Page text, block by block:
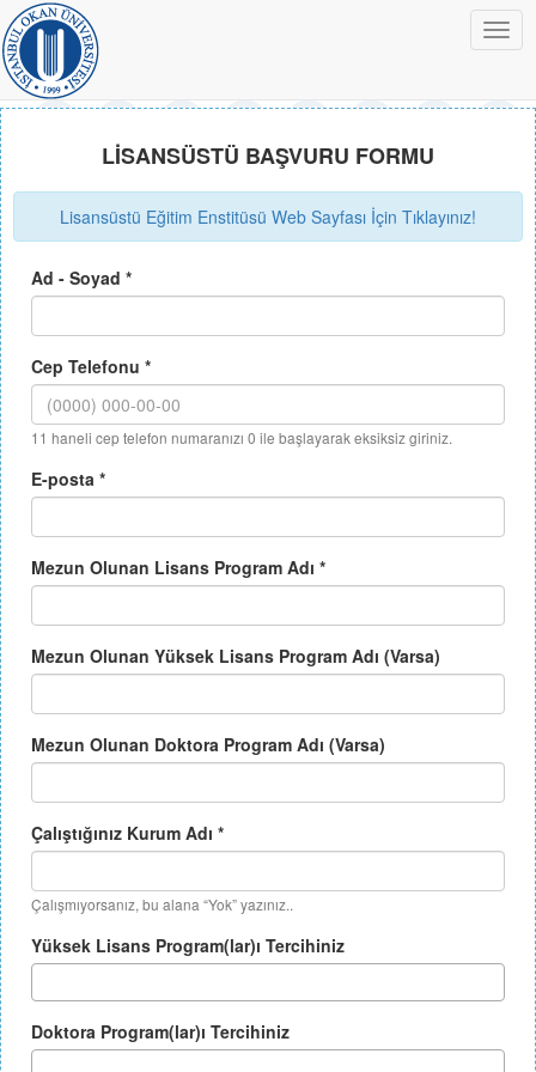
LİSANSÜSTÜ BAŞVURU FORMU
Lisansüstü Eğitim Enstitüsü Web Sayfası İçin Tıklayınız!
Ad - Soyad *
Cep Telefonu *
11 haneli cep telefon numaranızı 0 ile başlayarak eksiksiz giriniz.
E-posta *
Mezun Olunan Lisans Program Adı *
Mezun Olunan Yüksek Lisans Program Adı (Varsa)
Mezun Olunan Doktora Program Adı (Varsa)
Çalıştığınız Kurum Adı *
Çalışmıyorsanız, bu alana “Yok” yazınız..
Yüksek Lisans Program(lar)ı Tercihiniz
Doktora Program(lar)ı Tercihiniz